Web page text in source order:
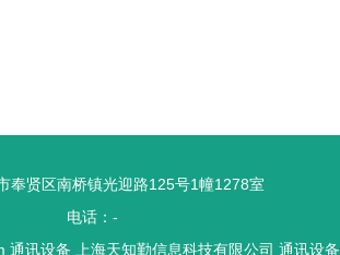
奉贤区南桥镇光迎路125号1幢1278室
电话：-
通讯设备 上海天知勤信息科技有限公司 通讯设备